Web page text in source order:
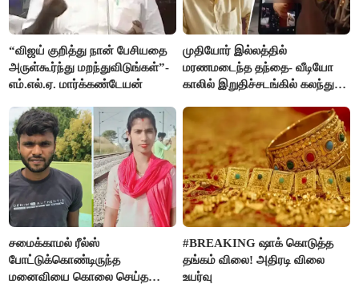
“விஜய் குறித்து நான் பேசியதை
அருள்கூர்ந்து மறந்துவிடுங்கள்”-
எம்.எல்.ஏ. மார்க்கண்டேயன்
முதியோர் இல்லத்தில்
மரணமடைந்த தந்தை- வீடியோ
காலில் இறுதிச்சடங்கில் கலந்து
சமைக்காமல் ரீல்ஸ்
போட்டுக்கொண்டிருந்த
மனைவியை கொலை செய்த
#BREAKING ஷாக் கொடுத்த
தங்கம் விலை! அதிரடி விலை
உயர்வு